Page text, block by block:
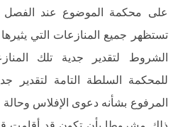
على محكمة الموضوع عند
تستظهر جميع المنازعات التي
الشروط لتقدير جدية تلك
للمحكمة السلطة التامة لتقدير
المرفوع بشأنه دعوى الإفلاس وحالة